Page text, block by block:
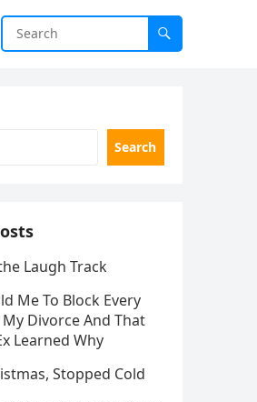
Search
Laugh Track
Me To Block Every
Divorce And That
Learned Why
Stopped Cold